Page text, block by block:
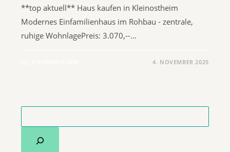
**top aktuell** Haus kaufen in Kleinostheim
Modernes Einfamilienhaus im Rohbau - zentrale,
ruhige WohnlagePreis: 3.070,--…
4. NOVEMBER 2025